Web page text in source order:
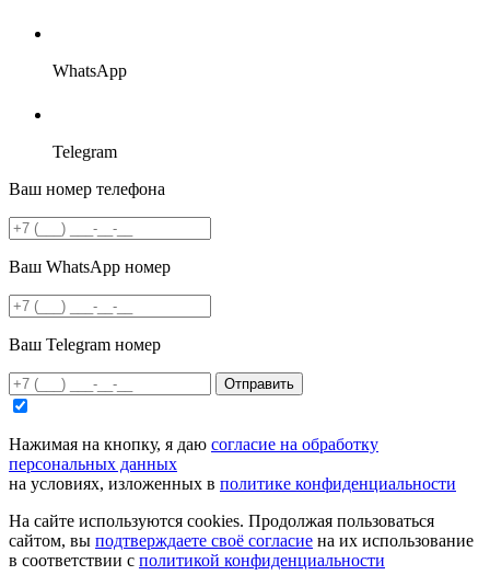
WhatsApp
Telegram
Ваш номер телефона
Ваш WhatsApp номер
Ваш Telegram номер
Отправить
Нажимая на кнопку, я даю согласие на обработку
персональных данных
на условиях, изложенных в политике конфиденциальности
На сайте используются cookies. Продолжая пользоваться
сайтом, вы подтверждаете своё согласие на их использование
в соответствии с политикой конфиденциальности